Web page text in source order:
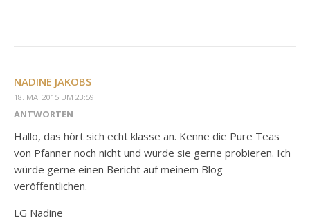
NADINE JAKOBS
18. MAI 2015 UM 23:59
ANTWORTEN
Hallo, das hört sich echt klasse an. Kenne die Pure Teas
von Pfanner noch nicht und würde sie gerne probieren. Ich
würde gerne einen Bericht auf meinem Blog
veröffentlichen.
LG Nadine